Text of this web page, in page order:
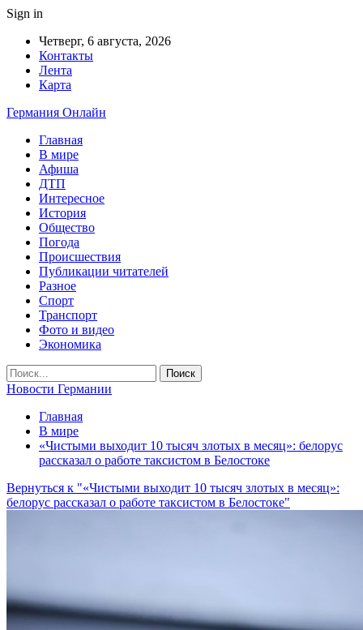
Sign in
Четверг, 6 августа, 2026
Контакты
Лента
Карта
Германия Онлайн
Главная
В мире
Афиша
ДТП
Интересное
История
Общество
Погода
Происшествия
Публикации читателей
Разное
Спорт
Транспорт
Фото и видео
Экономика
Новости Германии
Главная
В мире
«Чистыми выходит 10 тысяч злотых в месяц»: белорус
рассказал о работе таксистом в Белостоке
Вернуться к "«Чистыми выходит 10 тысяч злотых в месяц»:
белорус рассказал о работе таксистом в Белостоке"